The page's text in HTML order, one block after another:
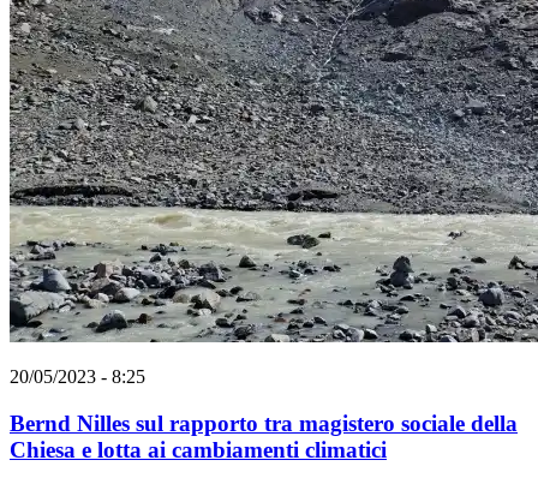
20/05/2023 - 8:25
Bernd Nilles sul rapporto tra magistero sociale della
Chiesa e lotta ai cambiamenti climatici